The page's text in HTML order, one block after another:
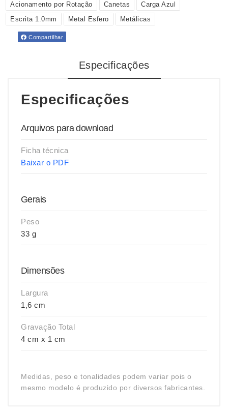
Acionamento por Rotação Canetas
Carga Azul
Escrita 1.0mm
Metal Esfero Metálicas
Compartilhar
Especificações
Especificações
Arquivos para download
Ficha técnica
Baixar o PDF
Gerais
Peso
33 g
Dimensões
Largura
1,6 cm
Gravação Total
4 cm x 1 cm
Medidas, peso e tonalidades podem variar pois o
mesmo modelo é produzido por diversos fabricantes.